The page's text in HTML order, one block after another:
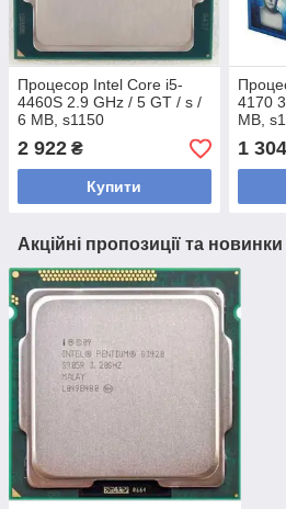
Процесор Intel Core i5-
4460S 2.9 GHz / 5 GT / s /
6 MB, s1150
(BX80646I54460S), Tray, б/
у
2 922 ₴
Купити
4170
MB,
1 304
Акційні пропозиції та новинки